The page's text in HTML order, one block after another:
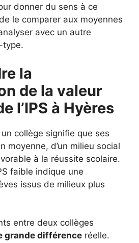
donner du sens à ce
le comparer aux moyennes
avec un autre
type.
la
de la valeur
l’IPS à Hyères
collège signifie que ses
moyenne, d’un milieu social
à la réussite scolaire.
faible indique une
issus de milieux plus
entre deux collèges
grande différence réelle.